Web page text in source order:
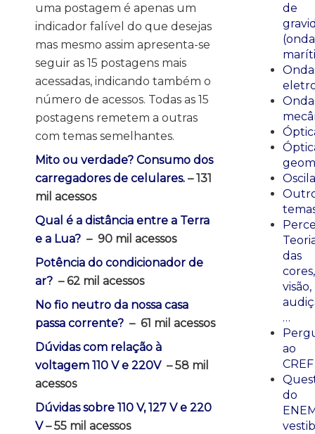
uma postagem é apenas um
indicador falível do que desejas
mas mesmo assim apresenta-se
seguir as 15 postagens mais
acessadas, indicando também o
número de acessos. Todas as 15
postagens remetem a outras
com temas semelhantes.
Mito ou verdade? Consumo dos
carregadores de celulares. – 131
mil acessos
Qual é a distância entre a Terra
e a Lua? – 90 mil acessos
Potência do condicionador de
ar? – 62 mil acessos
No fio neutro da nossa casa
passa corrente? – 61 mil acessos
Dúvidas com relação à
voltagem 110 V e 220V – 58 mil
acessos
Dúvidas sobre 110 V, 127 V e 220
V– 55 mil acessos
de
das
cores,
visão,
…
ao
CREF
do